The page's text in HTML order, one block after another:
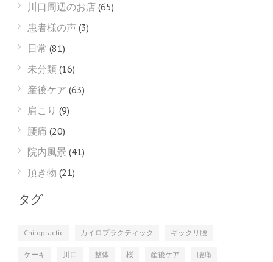
川口周辺のお店 (65)
患者様の声 (3)
日常 (81)
未分類 (16)
産後ケア (63)
肩こり (9)
腰痛 (20)
院内風景 (41)
頂き物 (21)
タグ
Chiropractic カイロプラクティック ギックリ腰
ケーキ 川口 整体 桜 産後ケア 腰痛